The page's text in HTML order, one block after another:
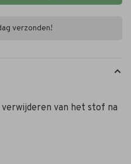
verzonden!
van het stof na